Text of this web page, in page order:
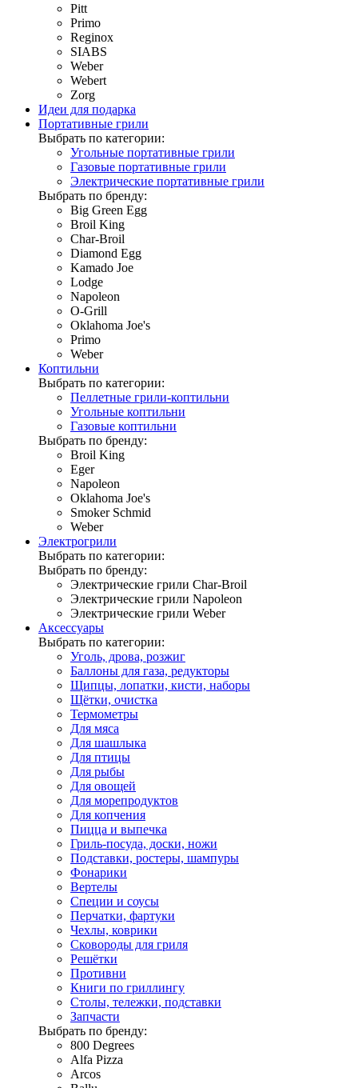
Pitt
Primo
Reginox
SIABS
Weber
Webert
Zorg
Идеи для подарка
Портативные грили
Выбрать по категории:
Угольные портативные грили
Газовые портативные грили
Электрические портативные грили
Выбрать по бренду:
Big Green Egg
Broil King
Char-Broil
Diamond Egg
Kamado Joe
Lodge
Napoleon
O-Grill
Oklahoma Joe's
Primo
Weber
Коптильни
Выбрать по категории:
Пеллетные грили-коптильни
Угольные коптильни
Газовые коптильни
Выбрать по бренду:
Broil King
Eger
Napoleon
Oklahoma Joe's
Smoker Schmid
Weber
Электрогрили
Выбрать по категории:
Выбрать по бренду:
Электрические грили Char-Broil
Электрические грили Napoleon
Электрические грили Weber
Аксессуары
Выбрать по категории:
Уголь, дрова, розжиг
Баллоны для газа, редукторы
Щипцы, лопатки, кисти, наборы
Щётки, очистка
Термометры
Для мяса
Для шашлыка
Для птицы
Для рыбы
Для овощей
Для морепродуктов
Для копчения
Пицца и выпечка
Гриль-посуда, доски, ножи
Подставки, ростеры, шампуры
Фонарики
Вертелы
Специи и соусы
Перчатки, фартуки
Чехлы, коврики
Сковороды для гриля
Решётки
Противни
Книги по гриллингу
Столы, тележки, подставки
Запчасти
Выбрать по бренду:
800 Degrees
Alfa Pizza
Arcos